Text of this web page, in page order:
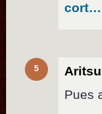
5 Aritsu
Pues